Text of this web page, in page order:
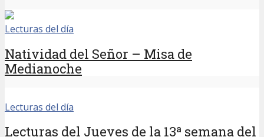
Lecturas del día
Natividad del Señor – Misa de
Medianoche
Lecturas del día
Lecturas del Jueves de la 13ª semana del